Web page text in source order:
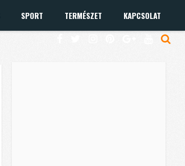
SPORT TERMÉSZET KAPCSOLAT